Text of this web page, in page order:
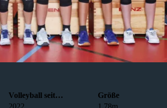
Volleyball seit…
Größe